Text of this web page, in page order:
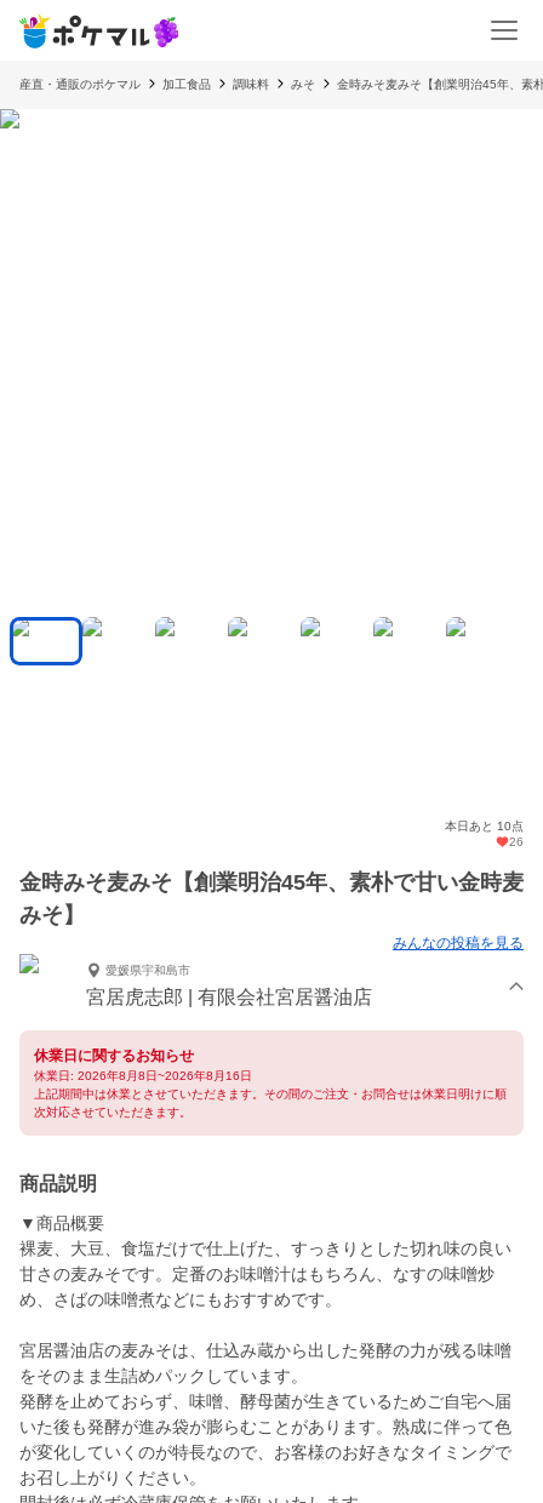
産直・通販のポケマル 加工食品 調味料 みそ 金時みそ麦みそ【創業明治45年、素
本日あと 10点
26
金時みそ麦みそ【創業明治45年、素朴で甘い金時麦
みそ】
みんなの投稿を見る
愛媛県宇和島市
宮居虎志郎 | 有限会社宮居醤油店
休業日に関するお知らせ
休業日: 2026年8月8日~2026年8月16日
上記期間中は休業とさせていただきます。その間のご注文・お問合せは休業日明けに順
次対応させていただきます。
商品説明
▼商品概要
裸麦、大豆、食塩だけで仕上げた、すっきりとした切れ味の良い
甘さの麦みそです。定番のお味噌汁はもちろん、なすの味噌炒
め、さばの味噌煮などにもおすすめです。
宮居醤油店の麦みそは、仕込み蔵から出した発酵の力が残る味噌
をそのまま生詰めパックしています。
発酵を止めておらず、味噌、酵母菌が生きているためご自宅へ届
いた後も発酵が進み袋が膨らむことがあります。熟成に伴って色
が変化していくのが特長なので、お客様のお好きなタイミングで
お召し上がりください。